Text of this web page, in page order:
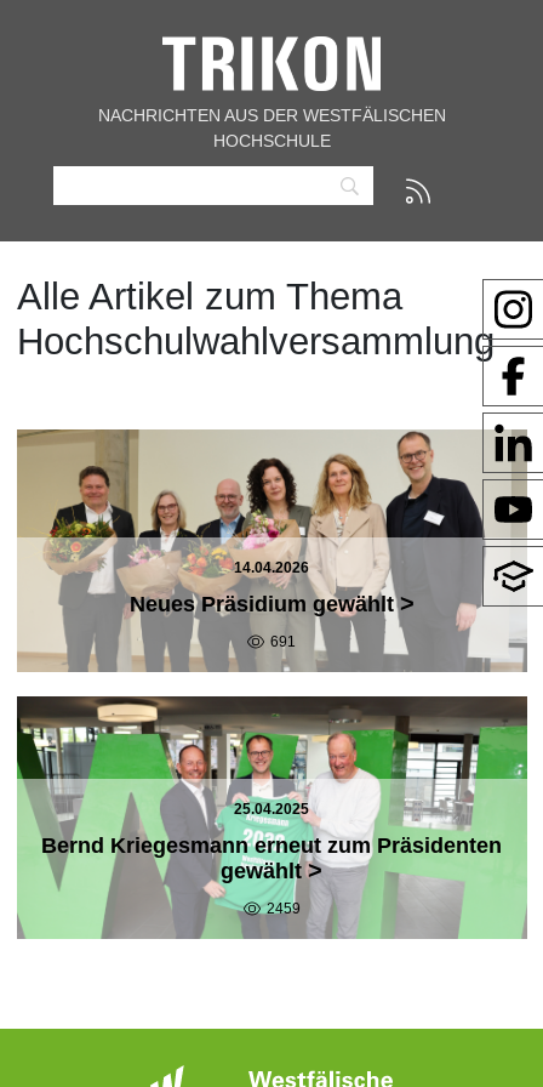
NACHRICHTEN AUS DER WESTFÄLISCHEN
HOCHSCHULE
Alle Artikel zum Thema
Hochschulwahlversammlung
14.04.2026
Neues Präsidium gewählt>
691
25.04.2025
Bernd Kriegesmann erneut zum Präsidenten
gewählt>
2459